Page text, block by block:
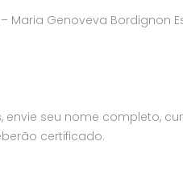
– Maria Genoveva Bordignon
seu nome completo,
certificado.